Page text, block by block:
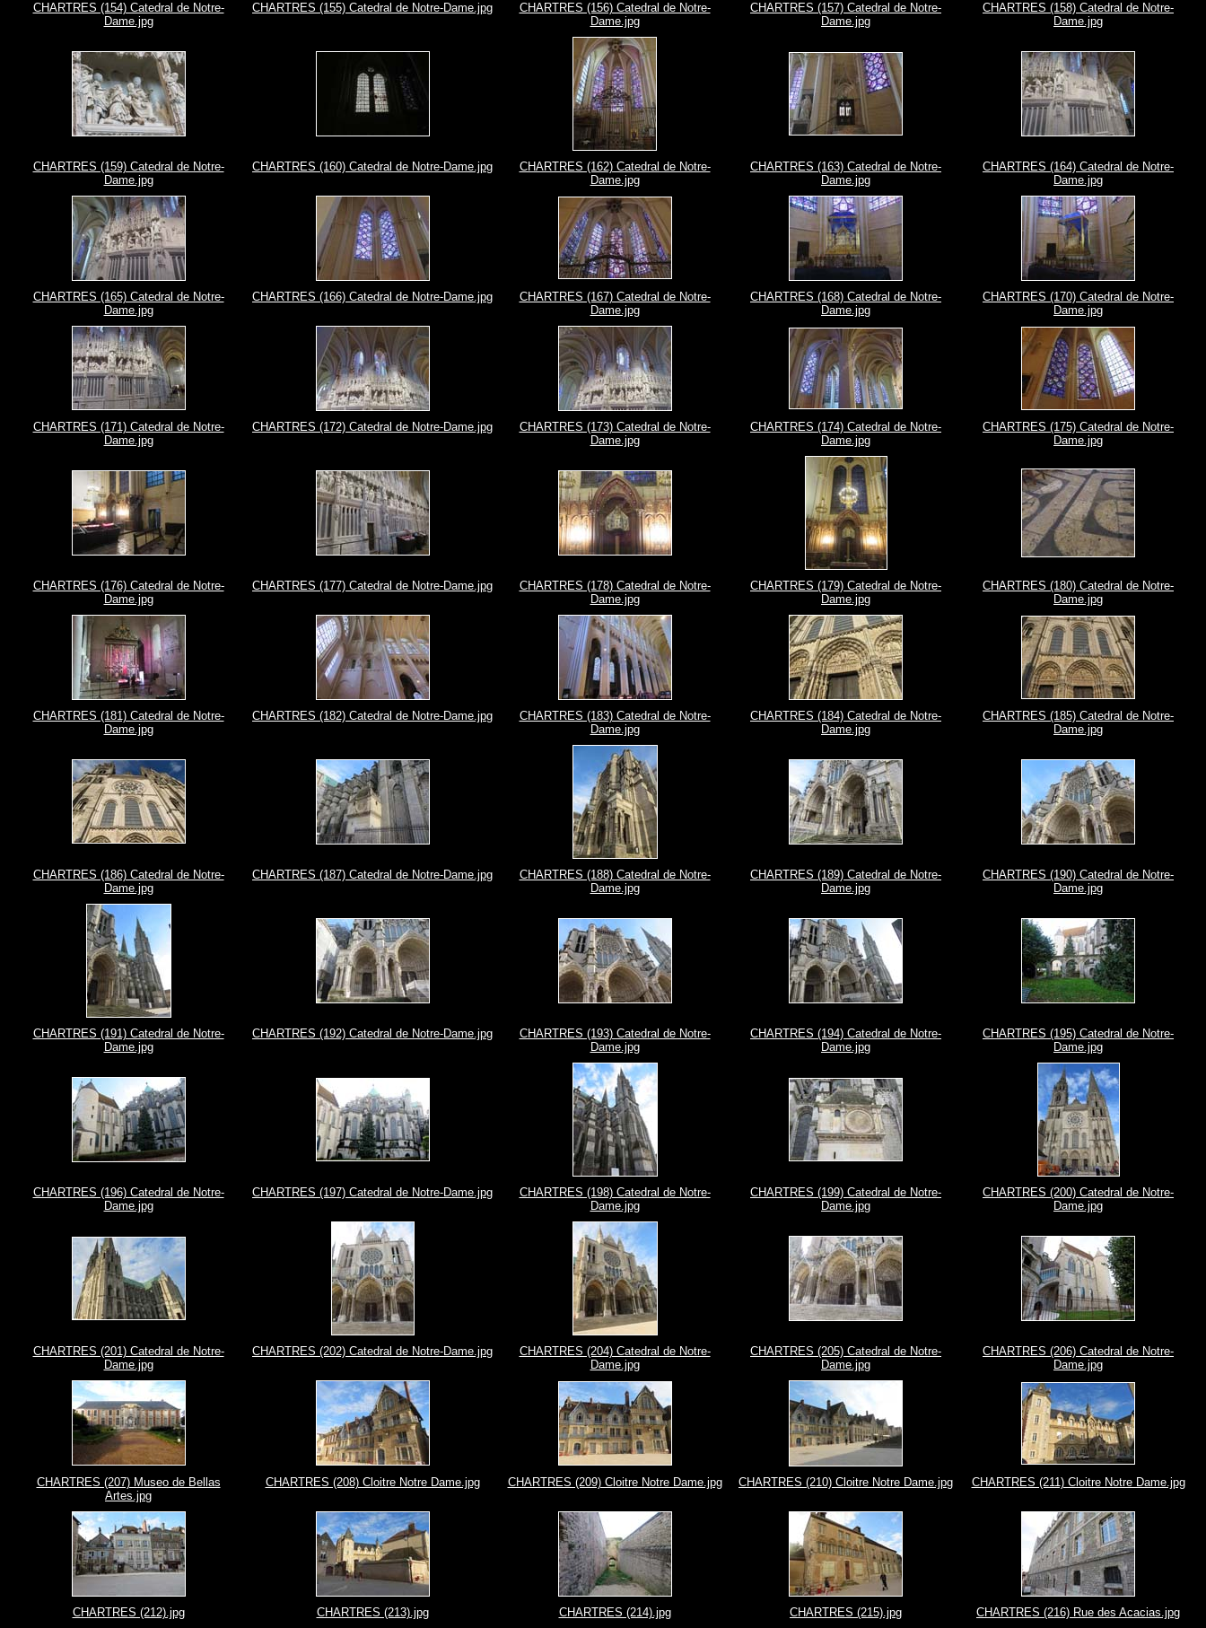
CHARTRES (154) Catedral de Notre-
Dame.jpg
CHARTRES (155) Catedral de Notre-Dame.jpg
CHARTRES (156) Catedral de Notre-
Dame.jpg
CHARTRES (157) Catedral de Notre-
Dame.jpg
CHARTRES (158) Catedral de Notre-
Dame.jpg
CHARTRES (159) Catedral de Notre-
Dame.jpg
CHARTRES (160) Catedral de Notre-Dame.jpg
CHARTRES (162) Catedral de Notre-
Dame.jpg
CHARTRES (163) Catedral de Notre-
Dame.jpg
CHARTRES (164) Catedral de Notre-
Dame.jpg
CHARTRES (165) Catedral de Notre-
Dame.jpg
CHARTRES (166) Catedral de Notre-Dame.jpg
CHARTRES (167) Catedral de Notre-
Dame.jpg
CHARTRES (168) Catedral de Notre-
Dame.jpg
CHARTRES (170) Catedral de Notre-
Dame.jpg
CHARTRES (171) Catedral de Notre-
Dame.jpg
CHARTRES (172) Catedral de Notre-Dame.jpg
CHARTRES (173) Catedral de Notre-
Dame.jpg
CHARTRES (174) Catedral de Notre-
Dame.jpg
CHARTRES (175) Catedral de Notre-
Dame.jpg
CHARTRES (176) Catedral de Notre-
Dame.jpg
CHARTRES (177) Catedral de Notre-Dame.jpg
CHARTRES (178) Catedral de Notre-
Dame.jpg
CHARTRES (179) Catedral de Notre-
Dame.jpg
CHARTRES (180) Catedral de Notre-
Dame.jpg
CHARTRES (181) Catedral de Notre-
Dame.jpg
CHARTRES (182) Catedral de Notre-Dame.jpg
CHARTRES (183) Catedral de Notre-
Dame.jpg
CHARTRES (184) Catedral de Notre-
Dame.jpg
CHARTRES (185) Catedral de Notre-
Dame.jpg
CHARTRES (186) Catedral de Notre-
Dame.jpg
CHARTRES (187) Catedral de Notre-Dame.jpg
CHARTRES (188) Catedral de Notre-
Dame.jpg
CHARTRES (189) Catedral de Notre-
Dame.jpg
CHARTRES (190) Catedral de Notre-
Dame.jpg
CHARTRES (191) Catedral de Notre-
Dame.jpg
CHARTRES (192) Catedral de Notre-Dame.jpg
CHARTRES (193) Catedral de Notre-
Dame.jpg
CHARTRES (194) Catedral de Notre-
Dame.jpg
CHARTRES (195) Catedral de Notre-
Dame.jpg
CHARTRES (196) Catedral de Notre-
Dame.jpg
CHARTRES (197) Catedral de Notre-Dame.jpg
CHARTRES (198) Catedral de Notre-
Dame.jpg
CHARTRES (199) Catedral de Notre-
Dame.jpg
CHARTRES (200) Catedral de Notre-
Dame.jpg
CHARTRES (201) Catedral de Notre-
Dame.jpg
CHARTRES (202) Catedral de Notre-Dame.jpg
CHARTRES (204) Catedral de Notre-
Dame.jpg
CHARTRES (205) Catedral de Notre-
Dame.jpg
CHARTRES (206) Catedral de Notre-
Dame.jpg
CHARTRES (207) Museo de Bellas
Artes.jpg
CHARTRES (208) Cloitre Notre Dame.jpg CHARTRES (209) Cloitre Notre Dame.jpg CHARTRES (210) Cloitre Notre Dame.jpg CHARTRES (211) Cloitre Notre Dame.jpg
CHARTRES (212).jpg CHARTRES (213).jpg CHARTRES (214).jpg CHARTRES (215).jpg CHARTRES (216) Rue des Acacias.jpg